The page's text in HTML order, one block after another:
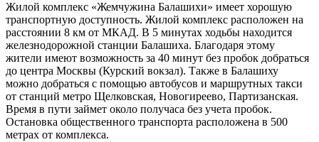
Жилой комплекс «Жемчужина Балашихи» имеет хорошую
транспортную доступность. Жилой комплекс расположен на
расстоянии 8 км от МКАД. В 5 минутах ходьбы находится
железнодорожной станции Балашиха. Благодаря этому
жители имеют возможность за 40 минут без пробок добраться
до центра Москвы (Курский вокзал). Также в Балашиху
можно добраться с помощью автобусов и маршрутных такси
от станций метро Щелковская, Новогиреево, Партизанская.
Время в пути займет около получаса без учета пробок.
Остановка общественного транспорта расположена в 500
метрах от комплекса.